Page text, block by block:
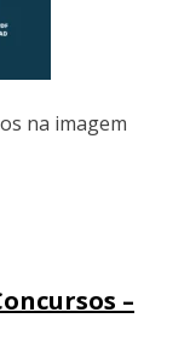
na imagem
–